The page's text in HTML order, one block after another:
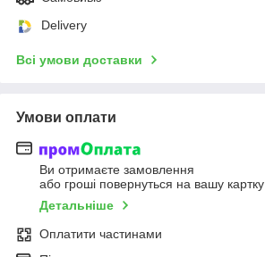
Delivery
Всі умови доставки
Умови оплати
Ви отримаєте замовлення
або гроші повернуться на вашу картку
Детальніше
Оплатити частинами